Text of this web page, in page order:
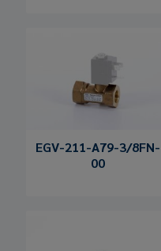
EGV-211-A79-3/8FN-
00